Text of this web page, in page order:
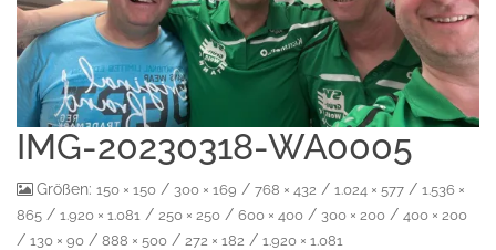
IMG-20230318-WA0005
Größen: 150 × 150 / 300 × 169 / 768 × 432 / 1.024 × 577 / 1.536 ×
865 / 1.920 × 1.081 / 250 × 250 / 600 × 400 / 300 × 200 / 400 × 200
/ 130 × 90 / 888 × 500 / 272 × 182 / 1.920 × 1.081